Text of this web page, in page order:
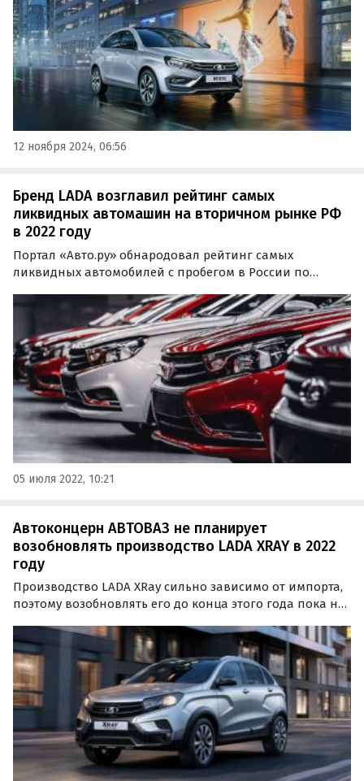
12 ноября 2024, 06:56
Бренд LADA возглавил рейтинг самых
ликвидных автомашин на вторичном рынке РФ
в 2022 году
Портал «Авто.ру» обнародовал рейтинг самых
ликвидных автомобилей с пробегом в России по
исследования эксперты подробно изучили
предпочтения профессиональных продавцов,
регулярно выставляющих на продажу…
05 июля 2022, 10:21
Автоконцерн АВТОВАЗ не планирует
возобновлять производство LADA XRAY в 2022
году
Производство LADA XRay сильно зависимо от импорта,
поэтому возобновлять его до конца этого года пока не
агентству «АвтоСТАТ» рассказал вице-президент по
продажам и маркетингу «АвтоВАЗа» Дмитрий
Костромин.